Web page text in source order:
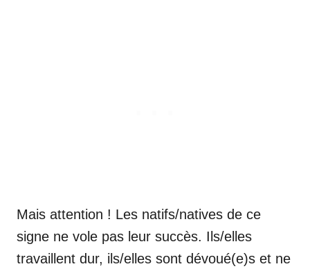
Mais attention ! Les natifs/natives de ce
signe ne vole pas leur succès. Ils/elles
travaillent dur, ils/elles sont dévoué(e)s et ne